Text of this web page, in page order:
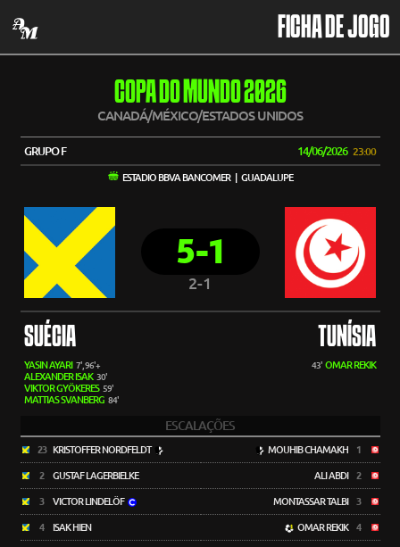
FICHA DE JOGO
COPA DO MUNDO 2026
CANADÁ/MÉXICO/ESTADOS UNIDOS
GRUPO F 14/06/2026 23:00
ESTADIO BBVA BANCOMER | GUADALUPE
5-1
2-1
SUÉCIA TUNÍSIA
YASIN AYARI 7', 96'+
ALEXANDER ISAK 30'
VIKTOR GYÖKERES 59'
MATTIAS SVANBERG 84'
43' OMAR REKIK
ESCALAÇÕES
23 KRISTOFFER NORDFELDT
2 GUSTAF LAGERBIELKE
3 VICTOR LINDELÖF
4 ISAK HIEN
MOUHIB CHAMAKH 1
ALI ABDI 2
MONTASSAR TALBI 3
OMAR REKIK 4